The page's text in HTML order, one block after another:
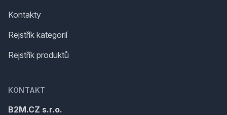
Kontakty
Rejstřík kategorií
Rejstřík produktů
KONTAKT
B2M.CZ s.r.o.